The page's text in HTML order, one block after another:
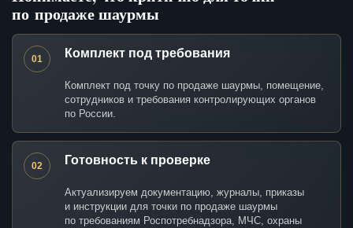
по продаже шаурмы
01 Комплект под требования
Комплект под точку по продаже шаурмы, помещение,
сотрудников и требования контролирующих органов
по России.
02 Готовность к проверке
Актуализируем документацию, журналы, приказы
и инструкции для точки по продаже шаурмы
по требованиям Роспотребнадзора, МЧС, охраны